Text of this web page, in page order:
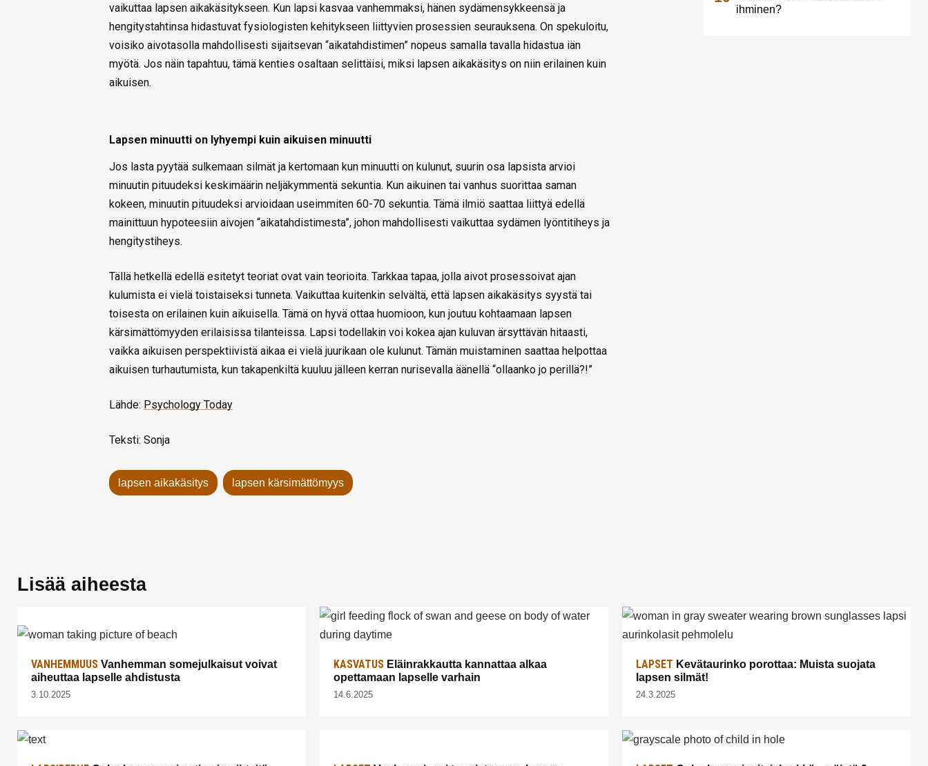
vaikuttaa lapsen aikakäsitykseen. Kun lapsi kasvaa vanhemmaksi, hänen sydämensykkeensä ja
hengitystahtinsa hidastuvat fysiologisten kehitykseen liittyvien prosessien seurauksena. On spekuloitu,
voisiko aivotasolla mahdollisesti sijaitsevan “aikatahdistimen” nopeus samalla tavalla hidastua iän
myötä. Jos näin tapahtuu, tämä kenties osaltaan selittäisi, miksi lapsen aikakäsitys on niin erilainen kuin
aikuisen.
Lapsen minuutti on lyhyempi kuin aikuisen minuutti
Jos lasta pyytää sulkemaan silmät ja kertomaan kun minuutti on kulunut, suurin osa lapsista arvioi
minuutin pituudeksi keskimäärin neljäkymmentä sekuntia. Kun aikuinen tai vanhus suorittaa saman
kokeen, minuutin pituudeksi arvioidaan useimmiten 60-70 sekuntia. Tämä ilmiö saattaa liittyä edellä
mainittuun hypoteesiin aivojen “aikatahdistimesta”, johon mahdollisesti vaikuttaa sydämen lyöntitiheys ja
hengitystiheys.
Tällä hetkellä edellä esitetyt teoriat ovat vain teorioita. Tarkkaa tapaa, jolla aivot prosessoivat ajan
kulumista ei vielä toistaiseksi tunneta. Vaikuttaa kuitenkin selvältä, että lapsen aikakäsitys syystä tai
toisesta on erilainen kuin aikuisella. Tämä on hyvä ottaa huomioon, kun joutuu kohtaamaan lapsen
kärsimättömyyden erilaisissa tilanteissa. Lapsi todellakin voi kokea ajan kuluvan ärsyttävän hitaasti,
vaikka aikuisen perspektiivistä aikaa ei vielä juurikaan ole kulunut. Tämän muistaminen saattaa helpottaa
aikuisen turhautumista, kun takapenkiltä kuuluu jälleen kerran nurisevalla äänellä “ollaanko jo perillä?!”
Lähde: Psychology Today
Teksti: Sonja
lapsen aikakäsitys lapsen kärsimättömyys
ihminen?
Lisää aiheesta
VANHEMMUUS Vanhemman somejulkaisut voivat
aiheuttaa lapselle ahdistusta
3.10.2025
KASVATUS Eläinrakkautta kannattaa alkaa
opettamaan lapselle varhain
14.6.2025
LAPSET Kevätaurinko porottaa: Muista suojata
lapsen silmät!
24.3.2025